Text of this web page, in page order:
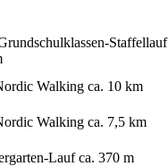
Staffellauf
Walking ca. 10 km
Walking ca. 7,5 km
Lauf ca. 370 m